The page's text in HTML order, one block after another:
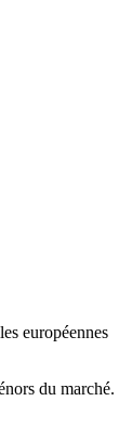
européennes
du marché.